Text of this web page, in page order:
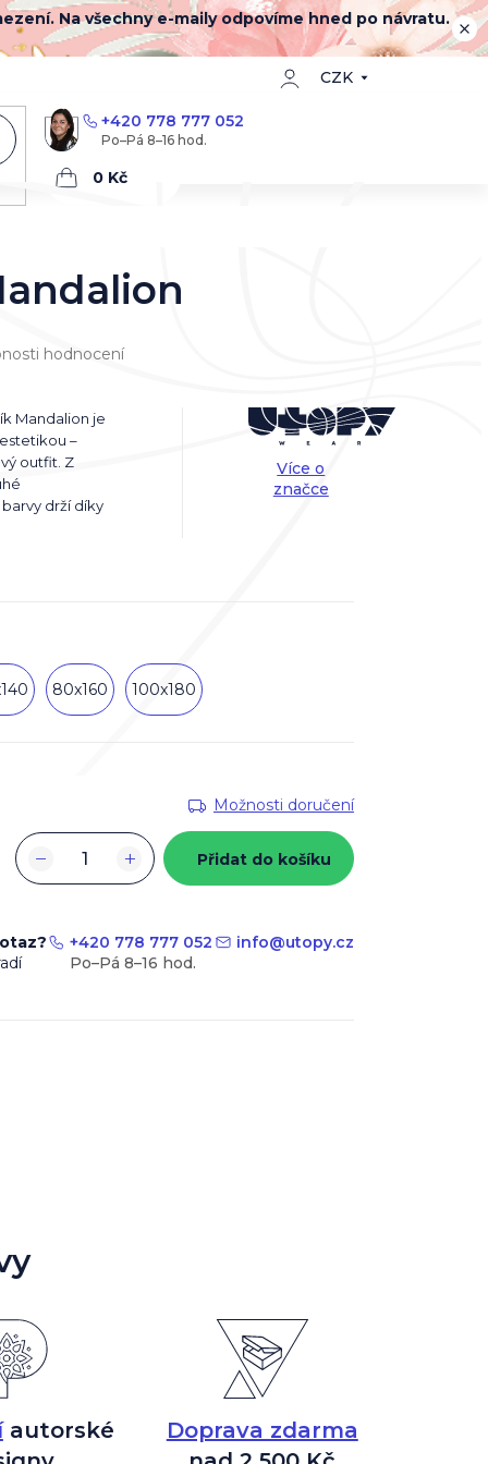
Na všechny e-maily odpovíme hned po návratu.
CZK
+420 778 777 052
Nákupní
80x160 100x180
Mandalion je
–
outfit. Z
drží díky
Více o
značce
Možnosti doručení
+
− Přidat do košíku
hodnocení
+420 778 777 052 info@utopy.cz
autorské
Doprava zdarma